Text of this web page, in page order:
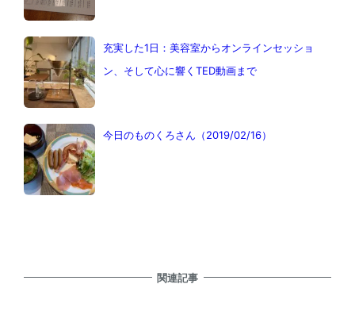
充実した1日：美容室からオンラインセッショ
ン、そして心に響くTED動画まで
今日のものくろさん（2019/02/16）
関連記事